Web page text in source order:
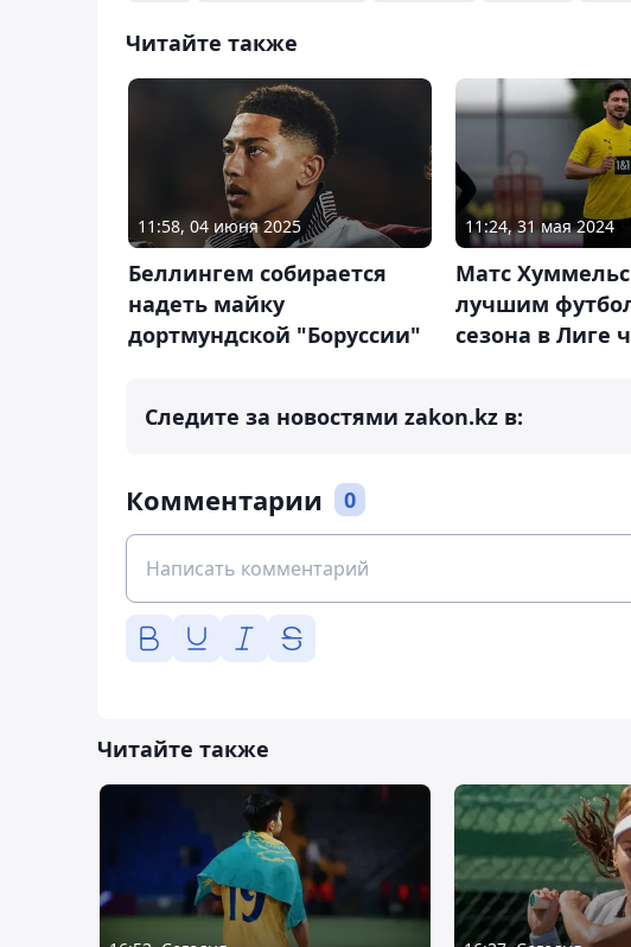
Читайте также
11:58, 04 июня 2025
Беллингем собирается
надеть майку
дортмундской "Боруссии"
11:24, 31 мая 2024
Матс
лучшим
сезона в Лиге
Следите за новостями zakon.kz в:
Комментарии 0
Читайте также